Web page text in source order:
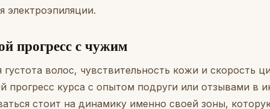
электроэпиляции.
прогресс с чужим
волос, чувствительность кожи и скорость
прогресс курса с опытом подруги или отзывами в
стоит на динамику именно своей зоны,